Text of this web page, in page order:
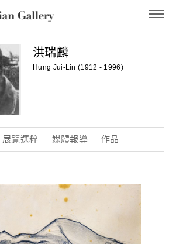
洪瑞麟
Hung Jui-Lin (1912 - 1996)
展覽選粹 媒體報導 作品